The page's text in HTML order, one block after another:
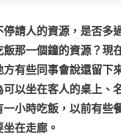
停請人的資源，是否多
飯那一個鐘的資源？現
方有些同事會說還留下
可以坐在客人的桌上、
一小時吃飯，以前有些
坐在走廊。